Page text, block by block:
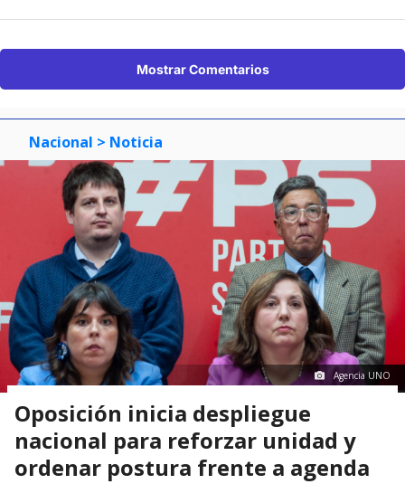
Mostrar Comentarios
Nacional > Noticia
Agencia UNO
Oposición inicia despliegue
nacional para reforzar unidad y
ordenar postura frente a agenda